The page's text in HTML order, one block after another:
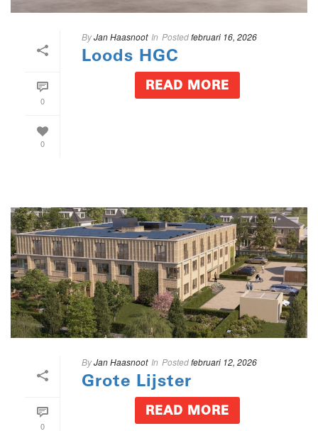
0
0
ByJan Haasnoot In Postedfebruari 16, 2026
Loods HGC
READ MORE
0
ByJan Haasnoot In Postedfebruari 12, 2026
Grote Lijster
READ MORE